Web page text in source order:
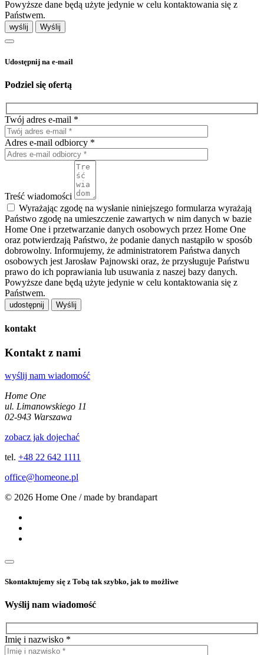
Powyższe dane będą użyte jedynie w celu kontaktowania się z
Państwem.
wyślij
Udostępnij na e-mail
Podziel się ofertą
Twój adres e-mail *
Adres e-mail odbiorcy *
Treść wiadomości
Wyrażając zgodę na wysłanie niniejszego formularza wyrażają
Państwo zgodę na umieszczenie zawartych w nim danych w bazie
Home One i przetwarzanie danych osobowych przez Home One
oraz potwierdzają Państwo, że podanie danych nastąpiło w sposób
dobrowolny. Informujemy, że administratorem Państwa danych
osobowych jest Jarosław Pajnowski oraz, że przysługuje Państwu
prawo do ich poprawiania lub usuwania z naszej bazy danych.
Powyższe dane będą użyte jedynie w celu kontaktowania się z
Państwem.
udostępnij
kontakt
Kontakt z nami
wyślij nam wiadomość
Home One
ul. Limanowskiego 11
02-943 Warszawa
zobacz jak dojechać
tel. +48 22 642 1111
office@homeone.pl
© 2026 Home One / made by brandapart
Skontaktujemy się z Tobą tak szybko, jak to możliwe
Wyślij nam wiadomość
Imię i nazwisko *